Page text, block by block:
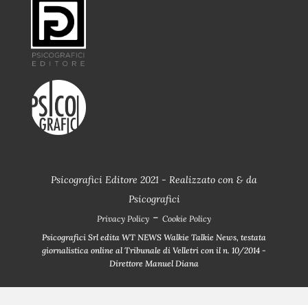
Psicografici Editore 2021 - Realizzato con & da
Psicografici
Privacy Policy - Cookie Policy
Psicografici Srl edita WT NEWS Walkie Talkie News, testata
giornalistica online al Tribunale di Velletri con il n. 10/2014 -
Direttore Manuel Diana